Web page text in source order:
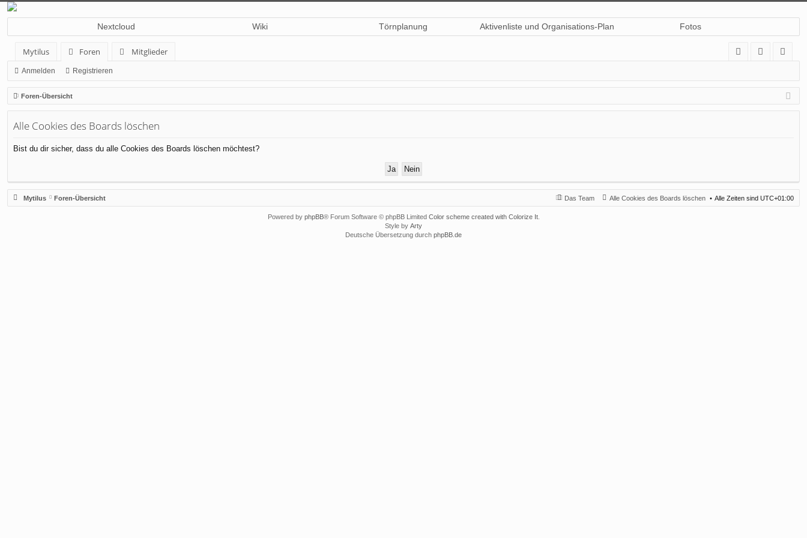
Nextcloud Wiki Törnplanung Aktivenliste und Organisations-Plan Fotos
Mytilus Foren
Mitglieder
Q
m
el
ist
rie
Anmelden Registrieren
Foren-Übersicht
Alle Cookies des Boards löschen
Bist du dir sicher, dass du alle Cookies des Boards löschen möchtest?
Mytilus Foren-Übersicht Alle Zeiten sind UTC+01:00
Alle Cookies des Boards löschen
Das Team
Powered by phpBB® Forum Software © phpBB Limited Color scheme created with Colorize It.
Style by Arty
Deutsche Übersetzung durch phpBB.de